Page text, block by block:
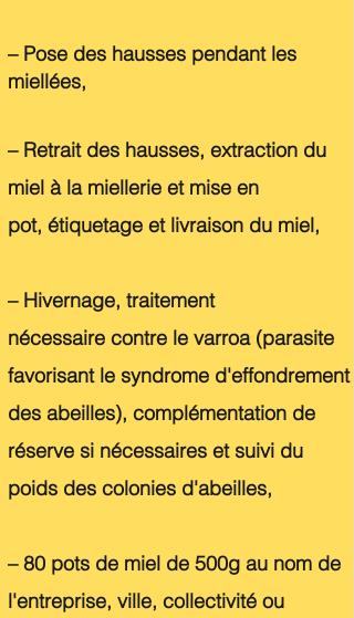
– Pose des hausses pendant les
miellées,
– Retrait des hausses, extraction du
miel à la miellerie et mise en
pot, étiquetage et livraison du miel,
– Hivernage, traitement
nécessaire contre le varroa (parasite
favorisant le syndrome d'effondrement
des abeilles), complémentation de
réserve si nécessaires et suivi du
poids des colonies d'abeilles,
–80 pots de miel de 500g au nom de
l'entreprise, ville, collectivité ou